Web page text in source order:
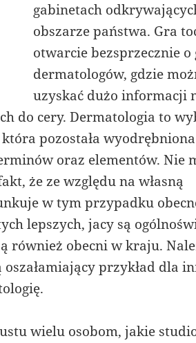
gabinetach
obszarze państwa. Gra
otwarcie bezsprzecznie
dermatologów, gdzie
uzyskać dużo informacji
do cery. Dermatologia to
pozostała
oraz elementów. Nie
że ze względu na własną
w tym przypadku
lepszych, jacy są
również obecni w kraju.
przykład dla
wielu osobom, jakie